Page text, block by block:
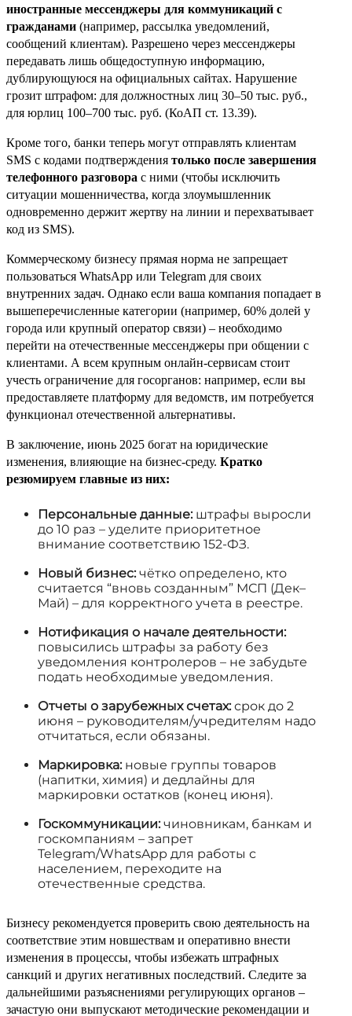
иностранные мессенджеры для коммуникаций с
гражданами (например, рассылка уведомлений,
сообщений клиентам). Разрешено через мессенджеры
передавать лишь общедоступную информацию,
дублирующуюся на официальных сайтах. Нарушение
грозит штрафом: для должностных лиц 30–50 тыс. руб.,
для юрлиц 100–700 тыс. руб. (КоАП ст. 13.39).
Кроме того, банки теперь могут отправлять клиентам
SMS с кодами подтверждения только после завершения
телефонного разговора с ними (чтобы исключить
ситуации мошенничества, когда злоумышленник
одновременно держит жертву на линии и перехватывает
код из SMS).
Коммерческому бизнесу прямая норма не запрещает
пользоваться WhatsApp или Telegram для своих
внутренних задач. Однако если ваша компания попадает в
вышеперечисленные категории (например, 60% долей у
города или крупный оператор связи) – необходимо
перейти на отечественные мессенджеры при общении с
клиентами. А всем крупным онлайн-сервисам стоит
учесть ограничение для госорганов: например, если вы
предоставляете платформу для ведомств, им потребуется
функционал отечественной альтернативы.
В заключение, июнь 2025 богат на юридические
изменения, влияющие на бизнес-среду. Кратко
резюмируем главные из них:
Персональные данные:штрафы выросли
до 10 раз – уделите приоритетное
внимание соответствию 152-ФЗ.
Новый бизнес:чётко определено, кто
считается “вновь созданным” МСП (Дек–
Май) – для корректного учета в реестре.
Нотификация о начале деятельности:
повысились штрафы за работу без
уведомления контролеров – не забудьте
подать необходимые уведомления.
Отчеты о зарубежных счетах:срок до 2
июня – руководителям/учредителям надо
отчитаться, если обязаны.
Маркировка:новые группы товаров
(напитки, химия) и дедлайны для
маркировки остатков (конец июня).
Госкоммуникации:чиновникам, банкам и
госкомпаниям – запрет
Telegram/WhatsApp для работы с
населением, переходите на
отечественные средства.
Бизнесу рекомендуется проверить свою деятельность на
соответствие этим новшествам и оперативно внести
изменения в процессы, чтобы избежать штрафных
санкций и других негативных последствий. Следите за
дальнейшими разъяснениями регулирующих органов –
зачастую они выпускают методические рекомендации и